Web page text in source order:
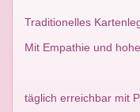
Traditionelles
Mit Empathie und
täglich erreichbar mit